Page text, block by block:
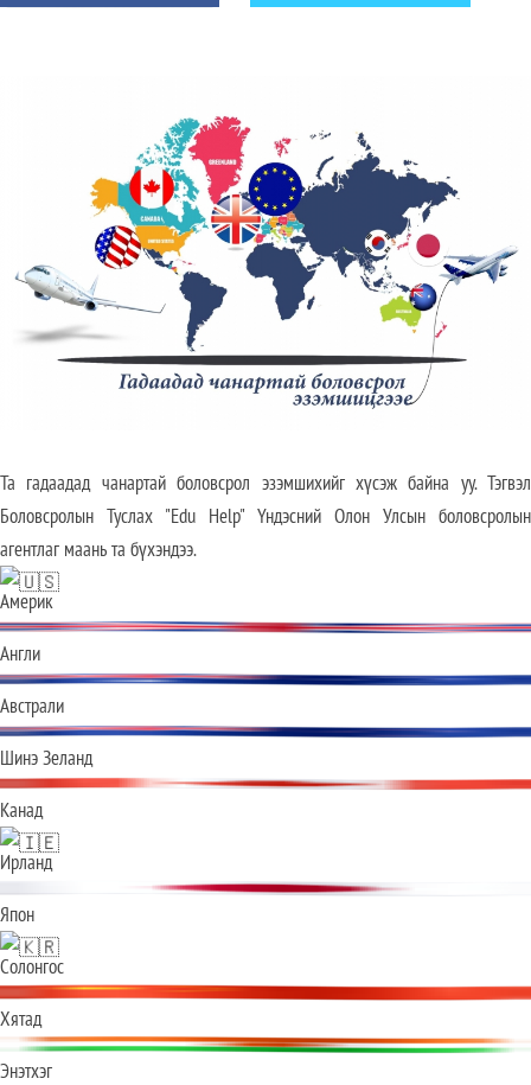
Та гадаадад чанартай боловсрол эзэмшихийг хүсэж байна уу. Тэгвэл
Боловсролын Туслах "Edu Help" Үндэсний Олон Улсын боловсролын
агентлаг маань та бүхэндээ.
Америк
Англи
️Австрали
Шинэ Зеланд
Канад
️Ирланд
Япон
Солонгос
️Хятад
Энэтхэг